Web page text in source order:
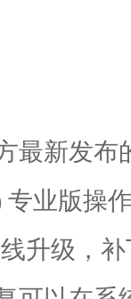
最新发布
专业版操
升级，